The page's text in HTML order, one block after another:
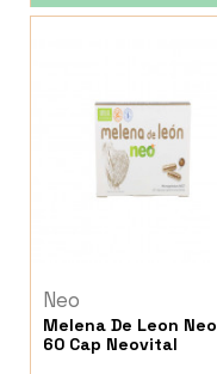
Neo
Melena De Leon Neo
60 Cap Neovital